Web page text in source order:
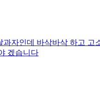
자인데 바삭바삭 하고
겠습니다